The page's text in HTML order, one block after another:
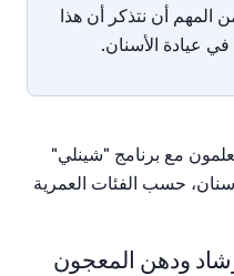
المهم أن نتذكر أن هذا
عيادة الأسنان.
مع برنامج "شينلي"
حسب الفئات العمرية
ودهن المعجون